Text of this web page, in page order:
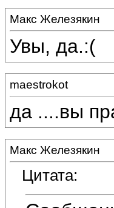
Макс Железякин
Увы, да.:(
maestrokot
да ....вы
Макс Железякин
Цитата: